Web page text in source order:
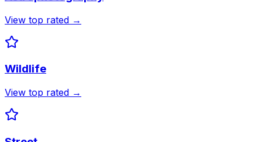
View top rated →
Wildlife
View top rated →